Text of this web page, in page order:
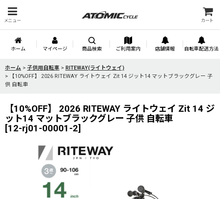
メニュー カート
ホーム マイページ 商品検索 ご利用案内 店舗情報 自転車配送方法
ホーム > 子供用自転車 > RITEWAY(ライトウェイ)
>
【10%OFF】 2026 RITEWAY ライトウェイ Zit 14 ジット14 マットブラックグレー 子
供 自転車
【10%OFF】 2026 RITEWAY ライトウェイ Zit 14 ジ
ット14 マットブラックグレー 子供 自転車
[12-rj01-00001-2]